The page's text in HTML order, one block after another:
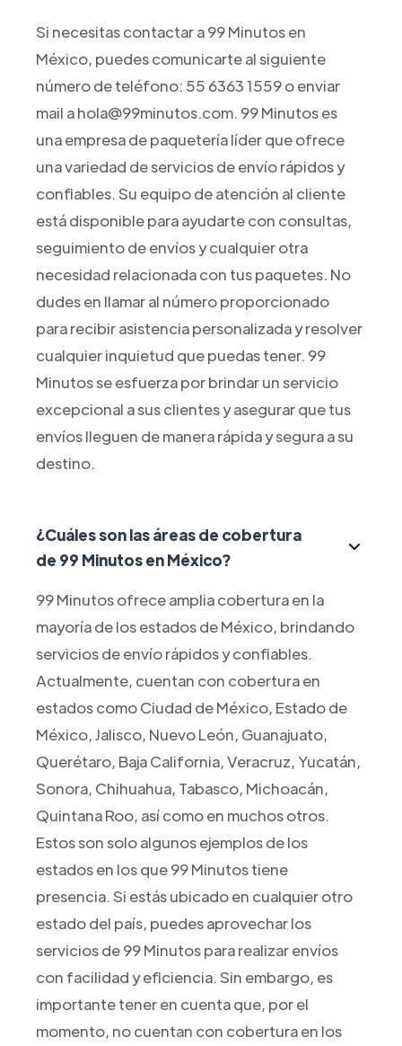
Si necesitas contactar a 99 Minutos en
México, puedes comunicarte al siguiente
número de teléfono: 55 6363 1559 o enviar
mail a hola@99minutos.com. 99 Minutos es
una empresa de paquetería líder que ofrece
una variedad de servicios de envío rápidos y
confiables. Su equipo de atención al cliente
está disponible para ayudarte con consultas,
seguimiento de envíos y cualquier otra
necesidad relacionada con tus paquetes. No
dudes en llamar al número proporcionado
para recibir asistencia personalizada y resolver
cualquier inquietud que puedas tener. 99
Minutos se esfuerza por brindar un servicio
excepcional a sus clientes y asegurar que tus
envíos lleguen de manera rápida y segura a su
destino.
¿Cuáles son las áreas de cobertura
de 99 Minutos en México?
99 Minutos ofrece amplia cobertura en la
mayoría de los estados de México, brindando
servicios de envío rápidos y confiables.
Actualmente, cuentan con cobertura en
estados como Ciudad de México, Estado de
México, Jalisco, Nuevo León, Guanajuato,
Querétaro, Baja California, Veracruz, Yucatán,
Sonora, Chihuahua, Tabasco, Michoacán,
Quintana Roo, así como en muchos otros.
Estos son solo algunos ejemplos de los
estados en los que 99 Minutos tiene
presencia. Si estás ubicado en cualquier otro
estado del país, puedes aprovechar los
servicios de 99 Minutos para realizar envíos
con facilidad y eficiencia. Sin embargo, es
importante tener en cuenta que, por el
momento, no cuentan con cobertura en los